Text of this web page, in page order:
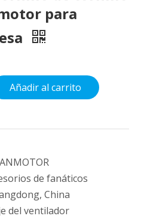
para
Añadir al carrito
de fanáticos
China
del ventilador